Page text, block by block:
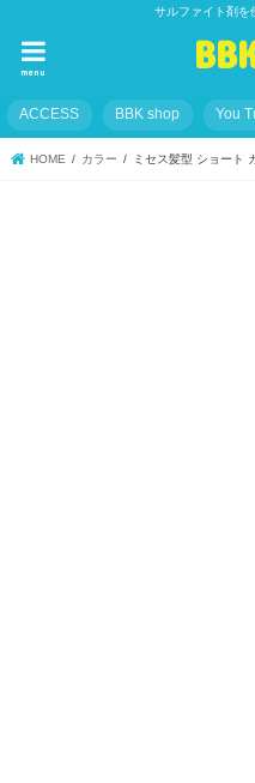
サルファイト剤を
menu
ACCESS BBK shop You
HOME カラー ミセス髪型 ショート